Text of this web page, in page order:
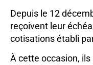
Depuis le 12
reçoivent leur
cotisations établi
À cette occasion,